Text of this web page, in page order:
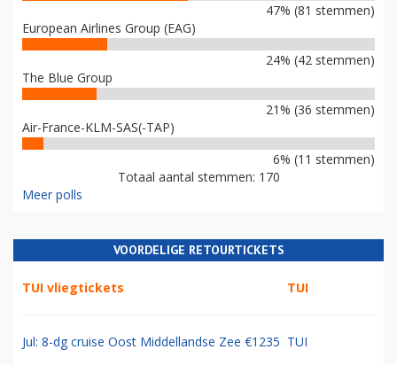
47% (81 stemmen)
European Airlines Group (EAG)
24% (42 stemmen)
The Blue Group
21% (36 stemmen)
Air-France-KLM-SAS(-TAP)
6% (11 stemmen)
Totaal aantal stemmen: 170
Meer polls
VOORDELIGE RETOURTICKETS
TUI vliegtickets TUI
Jul: 8-dg cruise Oost Middellandse Zee €1235 TUI